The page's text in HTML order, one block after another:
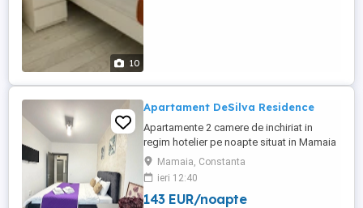
10
Apartament DeSilva Residence
Apartamente 2 camere de inchiriat in
regim hotelier pe noapte situat in Mamaia
Nord langa clubul Loft in complexul De
Silva Residence (Beachside), cea mai
buna locatie din Mamaia, apartamente pe
plaja, cu vedere si la mare si la lac, cu
Mamaia, Constanta
ieri 12:40
143 EUR/noapte